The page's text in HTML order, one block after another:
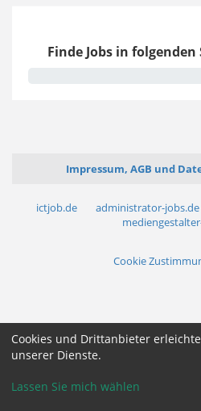
Finde Jobs in
Impressum, AGB und
ictjob.de administrator-jobs.de
Cookie
Cookies und Drittanbieter
unserer Dienste.
Lassen Sie mich wählen